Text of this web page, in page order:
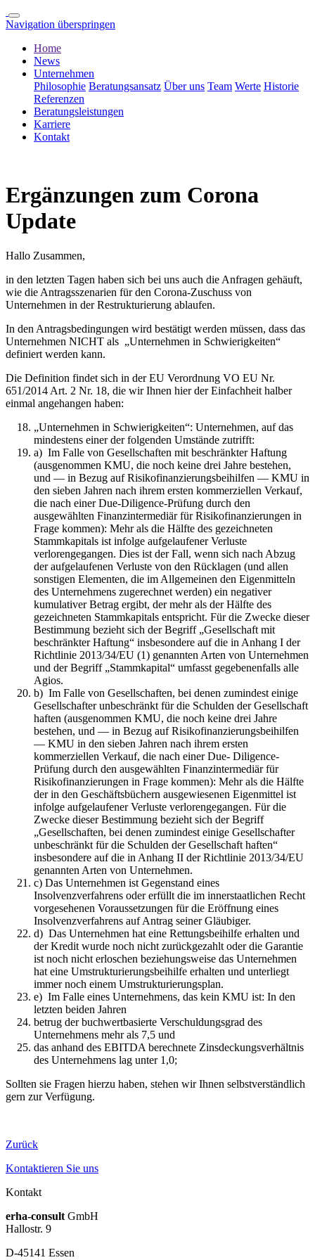
Navigation überspringen
Home
News
Unternehmen
Philosophie Beratungsansatz Über uns Team Werte Historie
Referenzen
Beratungsleistungen
Karriere
Kontakt
Ergänzungen zum Corona
Update
Hallo Zusammen,
in den letzten Tagen haben sich bei uns auch die Anfragen gehäuft,
wie die Antragsszenarien für den Corona-Zuschuss von
Unternehmen in der Restrukturierung ablaufen.
In den Antragsbedingungen wird bestätigt werden müssen, dass das
Unternehmen NICHT als „Unternehmen in Schwierigkeiten“
definiert werden kann.
Die Definition findet sich in der EU Verordnung VO EU Nr.
651/2014 Art. 2 Nr. 18, die wir Ihnen hier der Einfachheit halber
einmal angehangen haben:
„Unternehmen in Schwierigkeiten“: Unternehmen, auf das
mindestens einer der folgenden Umstände zutrifft:
a) Im Falle von Gesellschaften mit beschränkter Haftung
(ausgenommen KMU, die noch keine drei Jahre bestehen,
und — in Bezug auf Risikofinanzierungsbeihilfen — KMU in
den sieben Jahren nach ihrem ersten kommerziellen Verkauf,
die nach einer Due-Diligence-Prüfung durch den
ausgewählten Finanzintermediär für Risikofinanzierungen in
Frage kommen): Mehr als die Hälfte des gezeichneten
Stammkapitals ist infolge aufgelaufener Verluste
verlorengegangen. Dies ist der Fall, wenn sich nach Abzug
der aufgelaufenen Verluste von den Rücklagen (und allen
sonstigen Elementen, die im Allgemeinen den Eigenmitteln
des Unternehmens zugerechnet werden) ein negativer
kumulativer Betrag ergibt, der mehr als der Hälfte des
gezeichneten Stammkapitals entspricht. Für die Zwecke dieser
Bestimmung bezieht sich der Begriff „Gesellschaft mit
beschränkter Haftung“ insbesondere auf die in Anhang I der
Richtlinie 2013/34/EU (1) genannten Arten von Unternehmen
und der Begriff „Stammkapital“ umfasst gegebenenfalls alle
Agios.
b) Im Falle von Gesellschaften, bei denen zumindest einige
Gesellschafter unbeschränkt für die Schulden der Gesellschaft
haften (ausgenommen KMU, die noch keine drei Jahre
bestehen, und — in Bezug auf Risikofinanzierungsbeihilfen
— KMU in den sieben Jahren nach ihrem ersten
kommerziellen Verkauf, die nach einer Due- Diligence-
Prüfung durch den ausgewählten Finanzintermediär für
Risikofinanzierungen in Frage kommen): Mehr als die Hälfte
der in den Geschäftsbüchern ausgewiesenen Eigenmittel ist
infolge aufgelaufener Verluste verlorengegangen. Für die
Zwecke dieser Bestimmung bezieht sich der Begriff
„Gesellschaften, bei denen zumindest einige Gesellschafter
unbeschränkt für die Schulden der Gesellschaft haften“
insbesondere auf die in Anhang II der Richtlinie 2013/34/EU
genannten Arten von Unternehmen.
c) Das Unternehmen ist Gegenstand eines
Insolvenzverfahrens oder erfüllt die im innerstaatlichen Recht
vorgesehenen Voraussetzungen für die Eröffnung eines
Insolvenzverfahrens auf Antrag seiner Gläubiger.
d) Das Unternehmen hat eine Rettungsbeihilfe erhalten und
der Kredit wurde noch nicht zurückgezahlt oder die Garantie
ist noch nicht erloschen beziehungsweise das Unternehmen
hat eine Umstrukturierungsbeihilfe erhalten und unterliegt
immer noch einem Umstrukturierungsplan.
e) Im Falle eines Unternehmens, das kein KMU ist: In den
letzten beiden Jahren
betrug der buchwertbasierte Verschuldungsgrad des
Unternehmens mehr als 7,5 und
das anhand des EBITDA berechnete Zinsdeckungsverhältnis
des Unternehmens lag unter 1,0;
Sollten sie Fragen hierzu haben, stehen wir Ihnen selbstverständlich
gern zur Verfügung.
Zurück
Kontaktieren Sie uns
Kontakt
erha-consult GmbH
Hallostr. 9
D-45141 Essen